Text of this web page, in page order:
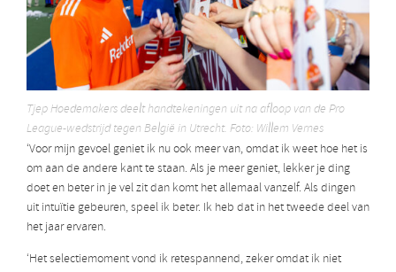
Tjep Hoedemakers deelt handtekeningen uit na afloop van de Pro
League-wedstrijd tegen België in Utrecht. Foto: Willem Vernes
‘Voor mijn gevoel geniet ik nu ook meer van, omdat ik weet hoe het is
om aan de andere kant te staan. Als je meer geniet, lekker je ding
doet en beter in je vel zit dan komt het allemaal vanzelf. Als dingen
uit intuïtie gebeuren, speel ik beter. Ik heb dat in het tweede deel van
het jaar ervaren.
‘Het selectiemoment vond ik retespannend, zeker omdat ik niet